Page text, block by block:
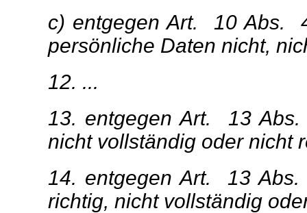
c) entgegen Art. 10 Abs.
persönliche Daten nicht,
12. ...
13. entgegen Art. 13
nicht vollständig oder nicht
14. entgegen Art. 13
richtig, nicht vollständig